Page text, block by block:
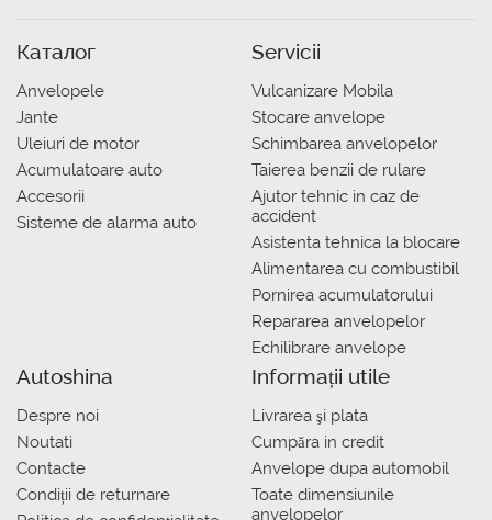
Каталог
Anvelopele
Jante
Uleiuri de motor
Acumulatoare auto
Accesorii
Sisteme de alarma auto
Servicii
Vulcanizare Mobila
Stocare anvelope
Schimbarea anvelopelor
Taierea benzii de rulare
Ajutor tehnic in caz de
accident
Asistenta tehnica la blocare
Alimentarea cu combustibil
Pornirea acumulatorului
Repararea anvelopelor
Echilibrare anvelope
Autoshina
Despre noi
Noutati
Contacte
Condiții de returnare
Informații utile
Livrarea şi plata
Сumpăra in credit
Anvelope dupa automobil
Toate dimensiunile
anvelopelor